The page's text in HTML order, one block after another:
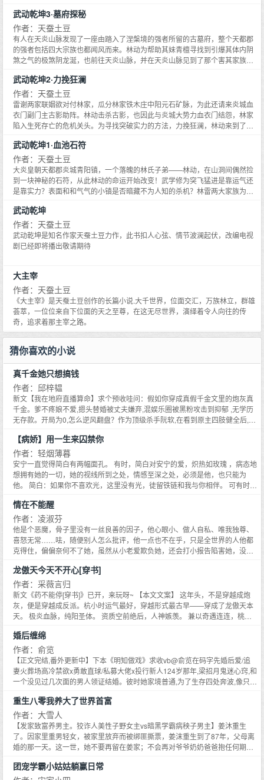
武动乾坤3·墓府探秘
作者：天蚕土豆
有人在天炎山脉发现了一座由踏入了涅槃境的强者所留的古墓府，整个天都郡
的强者包括四大宗族也都闻风而来。林动为帮助其妹青檀寻找到引爆其体内阴
煞之气的极煞阴龙涎，也前往天炎山脉，并在天炎山脉见到了那个害其家族被
涅槃境强者所留的涅槃心又将被谁夺取？林动能找到极煞阴龙涎么？在古墓府
他会有哪些奇遇……
武动乾坤2·力挽狂澜
作者：天蚕土豆
雷谢两家联姻欲对付林家，瓜分林家铁木庄中阳元石矿脉，为此还请来炎城血
衣门副门主古影助阵。林动击杀古影，也因此与炎城大势力血衣门结怨，林家
陷入生死存亡的危机关头。为寻找突破实力的方法，力挽狂澜，林动来到了炎
家的危机？
武动乾坤1·血池石符
作者：天蚕土豆
大炎皇朝天都郡炎城青阳镇，一个落魄的林氏子弟——林动，在山洞间偶然捡
到一块神秘的石符，从此林动的命运开始改变！武学修为突飞猛进是靠运气还
是靠实力？表面和和气气的小镇是否暗藏不为人知的杀机？林雷两大家族为何
武动乾坤
作者：天蚕土豆
武动乾坤是知名作家天蚕土豆力作，此书扣人心弦、情节波澜起伏，改编电视
剧已经即将播出敬请期待
大主宰
作者：天蚕土豆
《大主宰》是天蚕土豆创作的长篇小说.大千世界，位面交汇，万族林立，群雄
荟萃，一位位来自下位面的天之至尊，在这无尽世界，演绎着令人向往的传
奇，追求着那主宰之路。
猜你喜欢的小说
真千金她只想搞钱
作者：邱梓韫
新文【我在地府直播算命】求个预收哇问：假如你穿成真假千金文里的炮灰真
千金。爹不疼娘不爱,摁头替婚被丈夫嫌弃,混娱乐圈被黑粉攻击到抑郁 ,无学历
无存款。开局为0,怎么逆风翻盘？作为顶级杀手阮软,在看到原主四肢健全后,先
轻松获得空调一台。黑粉：靠,蹭素人节目热度恶不恶心亲生父母： 丢人现眼！
假千金：姐姐,如果你没有工作可以给我当助理某丈夫：不要试图引起我的注意
一个月后,阮软在某真人求生节目成为冠军,喜提百万奖金。半年后,阮软喜提业
内最敬业女演员称号,打戏不用替身, 威亚亲自上阵,徒手抱起男明星！就这样,阮
软赚赚赚,超过了原生父母,超过了某前夫。直到有一天她完成对赌协议成为资
笑眯眯的上前道：姐姐,我可以敬你一杯吗？阮软：谁是你姐姐？——新文《我
在地府直播算命》求预收史上最小的白无常钟黎黎因为怕鬼,无法接手工作,阎王
忍无可忍将她扔到人间历练。她还意外绑定了【地府直播系统】。其它系统：
发布任务,奖励一百万！直播系统：看到这些阿飘没,不捉阿飘你就得死 。钟黎
黎：……系统以为的制服鬼：招魂幡,一口咒语野鬼消散钟黎黎坐在墙角瑟瑟发
抖,指着天上的阿飘道：明天午时三刻喝孟婆汤,可以投胎陈家,下辈子你就是富
二代。鬼：呜呜呜,感谢大师,下辈子我给你重金打赏。钟黎黎：你本来可以投胎
成顶级美女,但是怨气太重地狱不收。鬼：大师,我愿意在你身边当牛做马！求净
化。系统：？？？？——本来死气沉沉的直播间一夜爆火。弹幕上：骗钱司
马。110吗？我举报有人封建迷信弄虚作假。一个小时后,评论区画风突变。主
播十万礼物刷给你,地上坐的那个鬼是我妈妈,她上辈子之前吃了太多的苦,麻烦
指点一下她,让她下辈子做个富家小姐。提前刷二十万,以备不时之需此时,一千
万的礼物轮番轰炸。榜一：主播,变成鬼可以永远陪着你吗？网友：？？？？？
榜一,你不对劲————这是一本年代文：《七十年代小甜妻》求个预收
————一觉醒来回到七零新婚夜,包办婚姻,听说对方五大三粗,这到底嫁还是
不嫁？后来周禾禾真香了,郭嘉分配的老公根正苗红还很帅,关键还超甜!
【病娇】用一生来囚禁你
作者：轻烟薄暮
安宁一直觉得简白有两幅面孔。 有时，简白对安宁的爱，炽热如玫瑰 ，病态地
想拥有她的一切，她的视线所到之处，情感至深之处，必须是他，也只能为
他。 简白：如果你不喜欢光，这里没有光，徒留铁链和我与你相伴。 可有时，
准。。。不准离开我。 她本以为有个喜怒无常并有着病娇属性的简白就够她受
的了，没想到半路杀出个弟弟，最后还TM黑化了？！ 唉，安宁的生活果然不
安宁。 PS：1、本文三观不正 2、结局肯定是1V1的啦，其实np的话也可以[悄
咪咪地说] 3、我们不开车，我们只开直升飞机 4、打滚求收藏，求评论，求举
高高(??ω?)???(?ω??)
情在不能醒
作者：凌淑芬
他是个恶魔，骨子里没有一丝良善的因子，他心眼小、做人自私、唯我独尊、
喜怒无常……呿，随便别人怎么批评，他一点也不在乎，只是全世界的人他都
克得住，偏偏奈何不了她，虽然从小老爱欺负她，还会打小报告陷害她，没想
到！瞧她人前温驯如猫，人后却是让人蹦到牙疼的倔脾气，他用琼浆玉液、绫
罗绸缎养著她，比名门千金还娇贵，结果呢？这女人却不识好歹千方百计地离
开他，枉费他对她掏心掏肺，她却敷衍他的感情，不意绕了一大圈她阴错阳差
又重回到他生命里，算她倒楣，这回同样要在他的手底下讨生活，既然猎物主
动送上门，就别怪他耍著她玩了……
龙傲天今天不开心[穿书]
作者：采薇言归
新文《药不能停[穿书]》已开，来玩呀~ 【本文文案】 这年头，不是穿越成炮
灰，便是穿越成反派。杭小时运气最好，穿越形式最古早——穿成了龙傲天本
天。 极炎血脉，纯阳圣体。 资质空前绝后，人神嫉羡。 兼以奇遇连连，桃花
了痛苦而叽渴的泪水。 后来，杭小时发现，自己并不是唯一的穿书者。 杭小
时：惊喜来得如此突然！ 穿书者A，试图夺走主角的神功机缘。 杭小时：拿走
快拿走，谁要修什么极阳童子功啊！ 穿书者B，试图拐带主角的天命真女。 杭
小时：拐一送一不还价，附带天真烂漫姐妹花，双倍美丽双倍快乐，介绍你们
相个亲？ 反派C，试图对主角使用采补之法，窃其根基。 杭小时感激流涕：兄
我！ 宁鸿绑定了反派系统，被迫昧着良心，对主角出手。 可为什么，主角看他
的眼神极其微妙，目光中非但没有丝毫怨恨，反而横波流转，饱含期待？ 该
死，好甜美！ 生无可恋反派攻x又皮又浪看见男人迈不动腿受 非典型修炼，沙
雕小甜文，开心就行，逻辑让作者家狗子啃了。有副cp，占比很少，后续大力
删减。 【专栏预收求收藏啦~收藏够了才能开呀qwq】 《人造天煞孤星》 又名
《四次渣掉仙门首徒后我怀崽了》 谢遥，小千世界系统绑定者，演技精湛，擅
长死遁，打一枪换一炮的高手。 而他竟在同一个世界中，依次接到了四项任
务： 1、从阎铭手中取得第一宗至宝。 2、获取阎铭的一滴眼泪。 3、获取阎铭
婚后缠绵
作者：俞览
【正文完结,番外更新中】下本《明知做戏》求收vb@俞览在码字先婚后爱/追
妻火葬场高冷禁欲x勇敢直球/私募大佬x投行新人124岁那年,梁招月鬼迷心窍,和
一个没见过几次面的男人领证结婚。彼时她家境普通,为了生存四处奔波,像只蝼
月清楚彼此的差距,也深知周云川找她协议结婚,不过是看中她省心本分,好应付
家里长辈。只是她心存侥幸,妄想假戏真做。不曾想,她的一腔热情换来周云川一
句：她没什么特别,我们不过各取所需。梁招月瞬间清醒,递上离婚协议,远走深
城。2两人离婚消息不胫而走,知情的朋友感慨,这么多年还是没人能让周云川甘
愿折腰,哪怕主动分出一半婚前财产,这婚他也是非离不可。直至有人发现,周云
有好事者跟过去一探究竟,这才知道平日高高在上的周云川,第一次放低姿态,学
习怎么追人。【她是他的始料未及。】【我从不懂何为心动,直至遇到你。】*
重生八零我养大了世界首富
作者：大雪人
【发家致富养男主。狡诈人美性子野女主vs暗黑学霸病秧子男主】姜沐重生
了。因家里重男轻女，被家里放弃而被绑匪撕票，姜沫重生到了87年，父母离
婚的那一天。这一世，她不要再留在姜家；不会再对爷爷奶奶爸爸抱任何期
活，她要让所有放弃过她的人后悔莫及。在这个艰难贫穷食不果腹与机遇商机
团宠学霸小姑姑躺赢日常